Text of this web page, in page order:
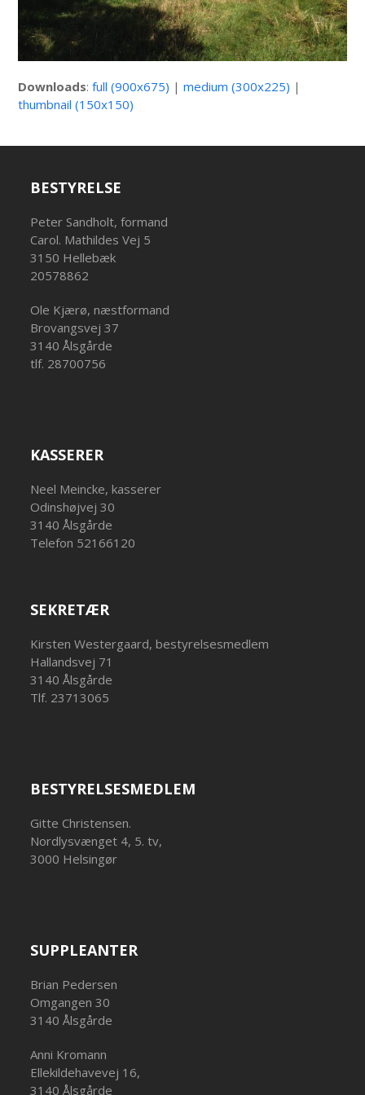
Downloads:full (900x675) |medium (300x225) |
thumbnail (150x150)
BESTYRELSE
Peter Sandholt, formand
Carol. Mathildes Vej 5
3150 Hellebæk
20578862
Ole Kjærø, næstformand
Brovangsvej 37
3140 Ålsgårde
tlf. 28700756
KASSERER
Neel Meincke, kasserer
Odinshøjvej 30
3140 Ålsgårde
Telefon 52166120
SEKRETÆR
Kirsten Westergaard, bestyrelsesmedlem
Hallandsvej 71
3140 Ålsgårde
Tlf. 23713065
BESTYRELSESMEDLEM
Gitte Christensen.
Nordlysvænget 4, 5. tv,
3000 Helsingør
SUPPLEANTER
Brian Pedersen
Omgangen 30
3140 Ålsgårde
Anni Kromann
Ellekildehavevej 16,
3140 Ålsgårde